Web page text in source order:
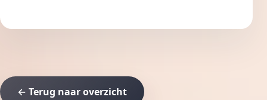
← Terug naar overzicht